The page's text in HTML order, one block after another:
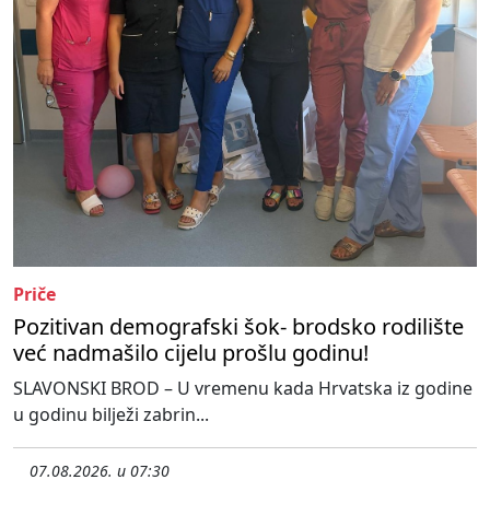
Priče
Pozitivan demografski šok- brodsko rodilište
već nadmašilo cijelu prošlu godinu!
SLAVONSKI BROD – U vremenu kada Hrvatska iz godine
u godinu bilježi zabrin...
07.08.2026. u 07:30